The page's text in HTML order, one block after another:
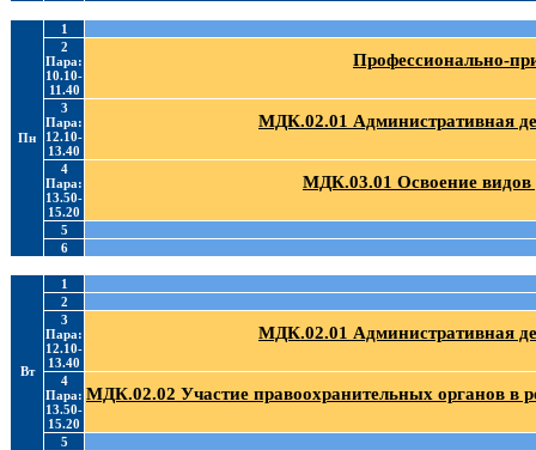
Пн
1
2
Пара:
10.10-
11.40
Профессионально-
3
Пара:
12.10-
13.40
МДК.02.01 Административная
4
Пара:
13.50-
15.20
МДК.03.01 Освоение
5
6
Вт
1
2
3
Пара:
12.10-
13.40
МДК.02.01 Административная
4
Пара:
13.50-
15.20
МДК.02.02 Участие правоохранительных органов
5